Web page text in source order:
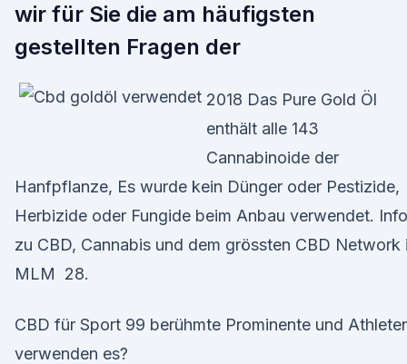
wir für Sie die am häufigsten
gestellten Fragen der
2018 Das Pure Gold Öl
enthält alle 143
Cannabinoide der
Hanfpflanze, Es wurde kein Dünger oder Pestizide,
Herbizide oder Fungide beim Anbau verwendet.
zu CBD, Cannabis und dem grössten CBD Network
MLM 28.
CBD für Sport 99 berühmte Prominente und
verwenden es?